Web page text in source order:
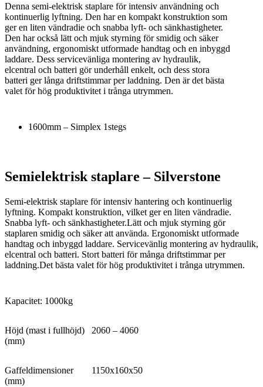
Denna semi-elektrisk staplare för intensiv användning och
kontinuerlig lyftning. Den har en kompakt konstruktion som
ger en liten vändradie och snabba lyft- och sänkhastigheter.
Den har också lätt och mjuk styrning för smidig och säker
användning, ergonomiskt utformade handtag och en inbyggd
laddare. Dess servicevänliga montering av hydraulik,
elcentral och batteri gör underhåll enkelt, och dess stora
batteri ger långa driftstimmar per laddning. Den är det bästa
valet för hög produktivitet i trånga utrymmen.
1600mm – Simplex 1stegs
Semielektrisk staplare – Silverstone
Semi-elektrisk staplare för intensiv hantering och kontinuerlig
lyftning. Kompakt konstruktion, vilket ger en liten vändradie.
Snabba lyft- och sänkhastigheter.Lätt och mjuk styrning gör
staplaren smidig och säker att använda. Ergonomiskt utformade
handtag och inbyggd laddare. Servicevänlig montering av hydraulik,
elcentral och batteri. Stort batteri för många driftstimmar per
laddning.Det bästa valet för hög produktivitet i trånga utrymmen.
Kapacitet: 1000kg
Höjd (mast i fullhöjd)
(mm)
2060 – 4060
Gaffeldimensioner
(mm)
1150x160x50